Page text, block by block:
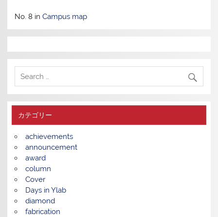
No. 8 inCampus map
カテゴリー
achievements
announcement
award
column
Cover
Days in Ylab
diamond
fabrication